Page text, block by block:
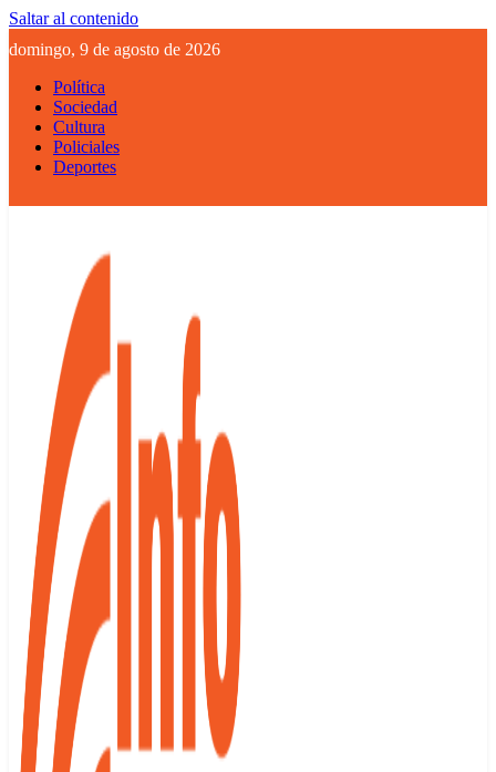
Saltar al contenido
domingo, 9 de agosto de 2026
Política
Sociedad
Cultura
Policiales
Deportes